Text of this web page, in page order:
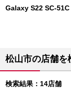
Galaxy S22 SC-51C
松山市の店舗を
検索結果：14店舗